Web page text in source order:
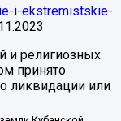
i-ekstremistskie-
и религиозных
принято
ликвидации или